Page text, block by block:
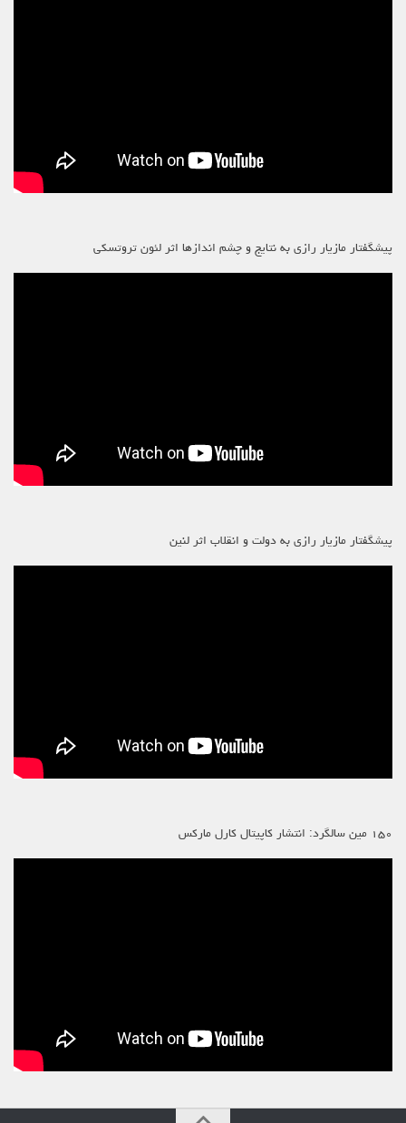
پیشگفتار مازیار رازی به نتایج و چشم اندازها اثر لئون تروتسکی
پیشگفتار مازیار رازی به دولت و انقلاب اثر لنین
۱۵۰ مین سالگرد: انتشار کاپیتال کارل مارکس